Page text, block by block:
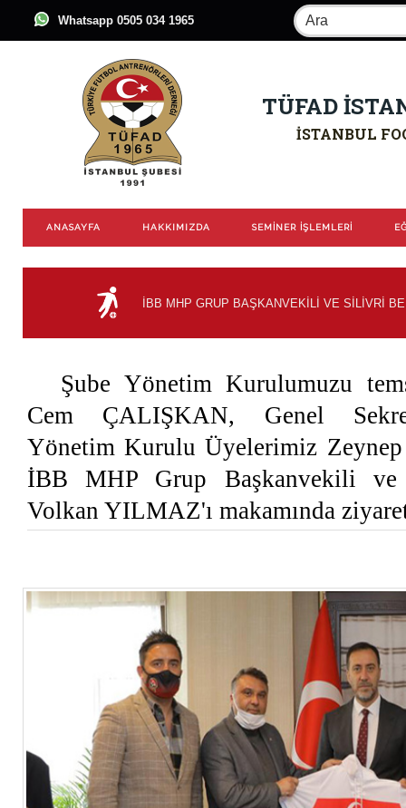
Whatsapp 0505 034 1965
TÜFAD
İSTANBUL
ANASAYFA HAKKIMIZDA SEMİNER İŞLEMLERİ
İBB MHP GRUP BAŞKANVEKİLİ VE SİLİVRİ
Şube Yönetim Kurulumuzu
Cem ÇALIŞKAN, Genel
Yönetim Kurulu Üyelerimiz
İBB MHP Grup Başkanvekili ve
Volkan YILMAZ'ı makamında